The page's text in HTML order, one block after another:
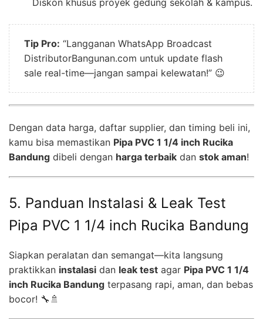
Tip Pro: “Langganan WhatsApp Broadcast
DistributorBangunan.com untuk update flash
sale real-time—jangan sampai kelewatan!” 😉
Dengan data harga, daftar supplier, dan timing beli ini,
kamu bisa memastikan Pipa PVC 1 1/4 inch Rucika
Bandung dibeli dengan harga terbaik dan stok aman!
5. Panduan Instalasi & Leak Test
Pipa PVC 1 1/4 inch Rucika Bandung
Siapkan peralatan dan semangat—kita langsung
praktikkan instalasi dan leak test agar Pipa PVC 1 1/4
inch Rucika Bandung terpasang rapi, aman, dan bebas
bocor! 🔧🚿